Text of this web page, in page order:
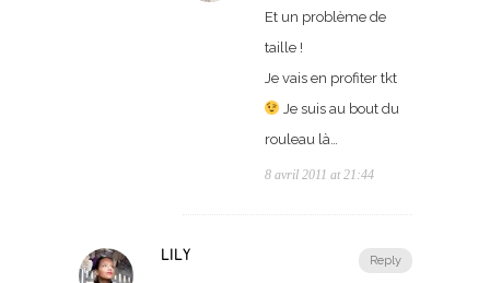
Et un problème de
taille !
Je vais en profiter tkt
Je suis au bout du
rouleau là…
8 avril 2011 at 21:44
Reply
LILY